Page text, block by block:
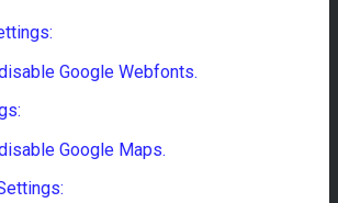
Google Webfonts.
Google Maps.